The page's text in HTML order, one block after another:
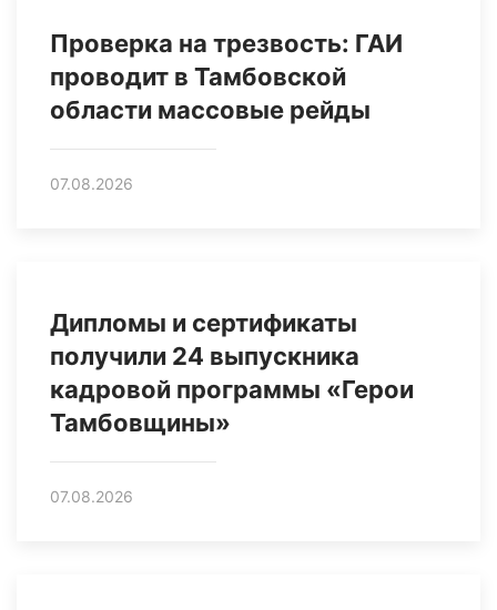
Проверка на трезвость: ГАИ
проводит в Тамбовской
области массовые рейды
07.08.2026
Дипломы и сертификаты
получили 24 выпускника
кадровой программы «Герои
Тамбовщины»
07.08.2026